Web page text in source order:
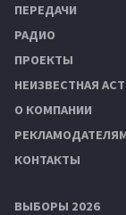
ПЕРЕДАЧИ
РАДИО
ПРОЕКТЫ
НЕИЗВЕСТНАЯ
О КОМПАНИИ
КОНТАКТЫ
ВЫБОРЫ 2026